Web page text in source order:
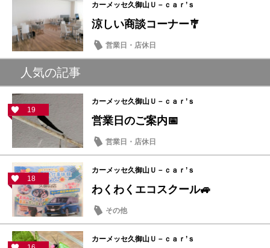
カーメッセ久御山Ｕ－ｃａｒ’ｓ
涼しい商談コーナー🎐
営業日・店休日
人気の記事
19
カーメッセ久御山Ｕ－ｃａｒ’ｓ
営業日のご案内📅
営業日・店休日
18
カーメッセ久御山Ｕ－ｃａｒ’ｓ
わくわくエコスクール🚙
その他
カーメッセ久御山Ｕ－ｃａｒ’ｓ